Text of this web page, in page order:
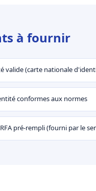
à fournir
valide (carte nationale
conformes aux normes
pré-rempli (fourni par le